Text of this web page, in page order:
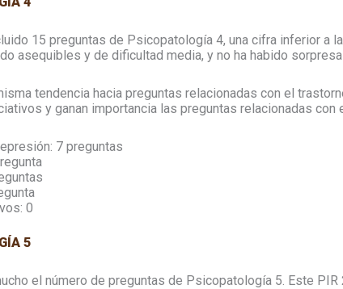
15 preguntas de Psicopatología 4, una cifra inferior a
asequibles y de dificultad media, y no ha habido
tendencia hacia preguntas relacionadas con el
y ganan importancia las preguntas relacionadas con
7 preguntas
0
5
el número de preguntas de Psicopatología 5. Este PIR